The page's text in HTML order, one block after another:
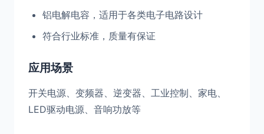
铝电解电容，适用于各类电子电路设计
符合行业标准，质量有保证
应用场景
开关电源、变频器、逆变器、工业控制、家电、
LED驱动电源、音响功放等